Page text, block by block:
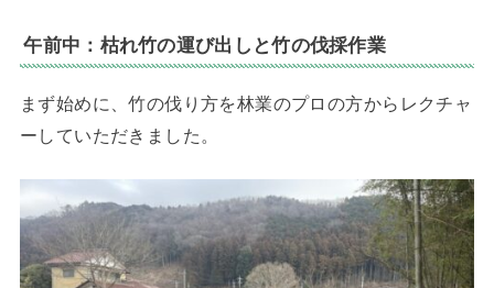
午前中：枯れ竹の運び出しと竹の伐採作業
まず始めに、竹の伐り方を林業のプロの方からレクチャ
ーしていただきました。